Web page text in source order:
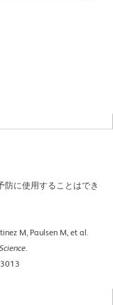
防に使用することはでき
M, Paulsen M, et al.
Science.